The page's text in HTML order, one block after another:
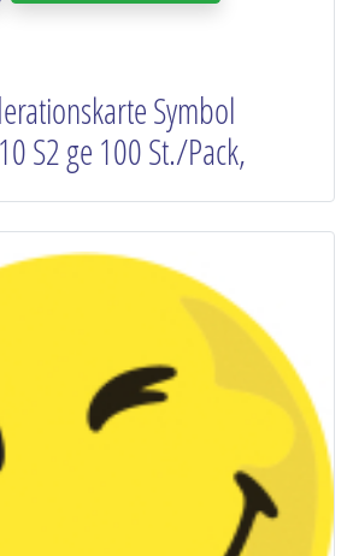
Symbol
S2 ge 100 St./Pack,